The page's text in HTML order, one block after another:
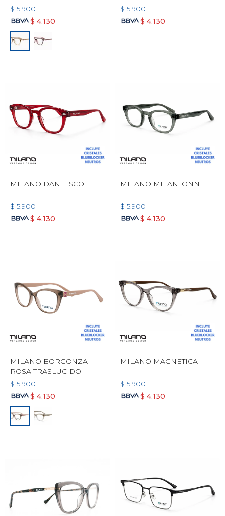
$ 5.900
$ 4.130
$ 5.900
$ 4.130
MILANO DANTESCO
$ 5.900
$ 4.130
MILANO MILANTONNI
$ 5.900
$ 4.130
MILANO BORGONZA -
ROSA TRASLUCIDO
$ 5.900
$ 4.130
MILANO MAGNETICA
$ 5.900
$ 4.130